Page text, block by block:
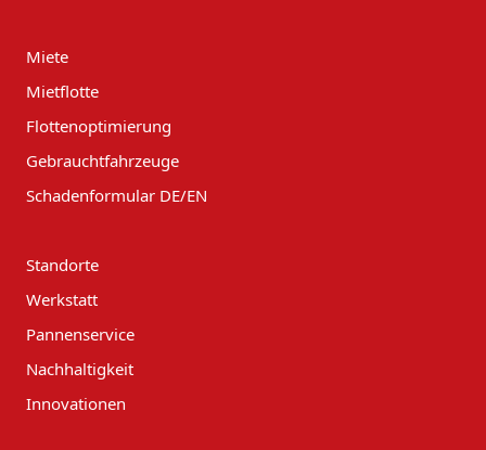
Miete
Mietflotte
Flottenoptimierung
Gebrauchtfahrzeuge
Schadenformular DE/EN
Standorte
Werkstatt
Pannenservice
Nachhaltigkeit
Innovationen